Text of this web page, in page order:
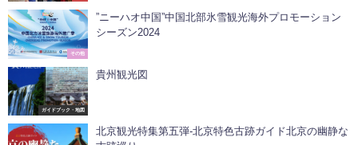
その他
”ニーハオ中国”中国北部氷雪観光海外プロモーション
シーズン2024
ガイドブック・地図
貴州観光図
北京観光特集第五弾-北京特色古跡ガイド北京の幽静な